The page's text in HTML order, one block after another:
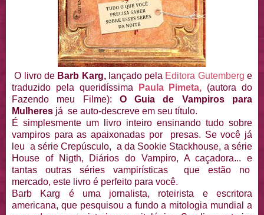
O livro de Barb Karg,lançado pela Editora Gutemberg e
traduzido pela queridíssima
Paula Pimeta, (autora do
Fazendo meu Filme): O Guia de Vampiros para
Mulheres já se auto-descreve em seu título.
É simplesmente um livro inteiro ensinando tudo sobre
vampiros para as apaixonadas por presas. Se você já
leu a série Crepúsculo, a da Sookie Stackhouse, a série
House of Nigth, Diários do Vampiro, A caçadora... e
tantas outras séries vampirísticas que estão no
mercado, este livro é perfeito para você.
Barb Karg é uma jornalista, roteirista e escritora
americana, que pesquisou a fundo a mitologia mundial a